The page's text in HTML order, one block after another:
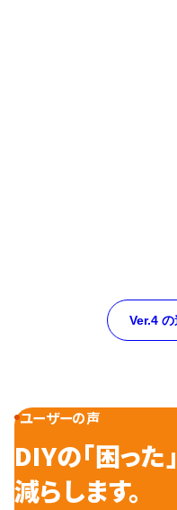
Ver.4 の
ユーザーの声
DIYの「困った
減らします。